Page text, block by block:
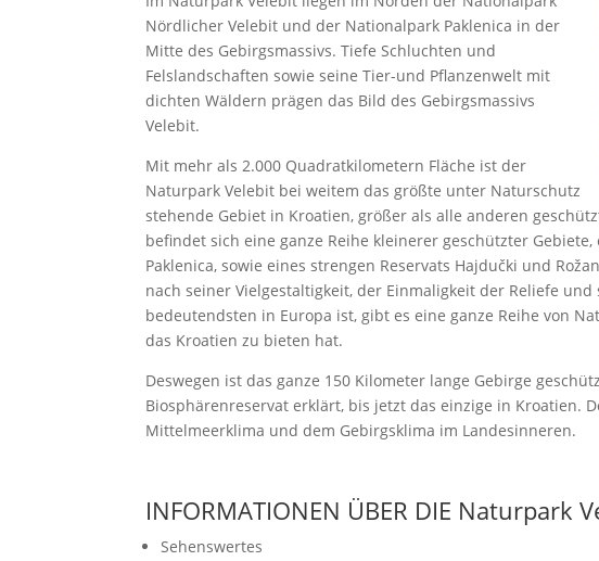
Nördlicher Velebit und der Nationalpark Paklenica in der
Mitte des Gebirgsmassivs. Tiefe Schluchten und
Felslandschaften sowie seine Tier-und Pflanzenwelt mit
dichten Wäldern prägen das Bild des Gebirgsmassivs
Velebit.
Mit mehr als 2.000 Quadratkilometern Fläche ist der
Naturpark Velebit bei weitem das größte unter Naturschutz
stehende Gebiet in Kroatien, größer als alle anderen
befindet sich eine ganze Reihe kleinerer geschützter
Paklenica, sowie eines strengen Reservats Hajdučki und
nach seiner Vielgestaltigkeit, der Einmaligkeit der Reliefe
bedeutendsten in Europa ist, gibt es eine ganze Reihe von
das Kroatien zu bieten hat.
Deswegen ist das ganze 150 Kilometer lange Gebirge
Biosphärenreservat erklärt, bis jetzt das einzige in Kroatien.
Mittelmeerklima und dem Gebirgsklima im Landesinneren.
INFORMATIONEN ÜBER DIE Naturpark
Sehenswertes